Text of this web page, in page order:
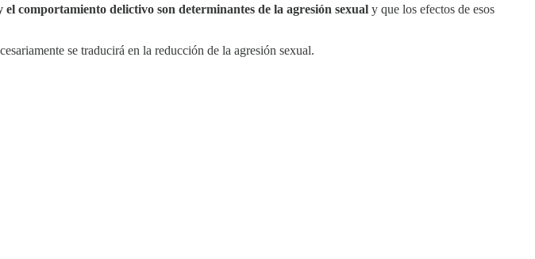
comportamiento delictivo son determinantes de la agresión sexual y que los efectos de esos
se traducirá en la reducción de la agresión sexual.